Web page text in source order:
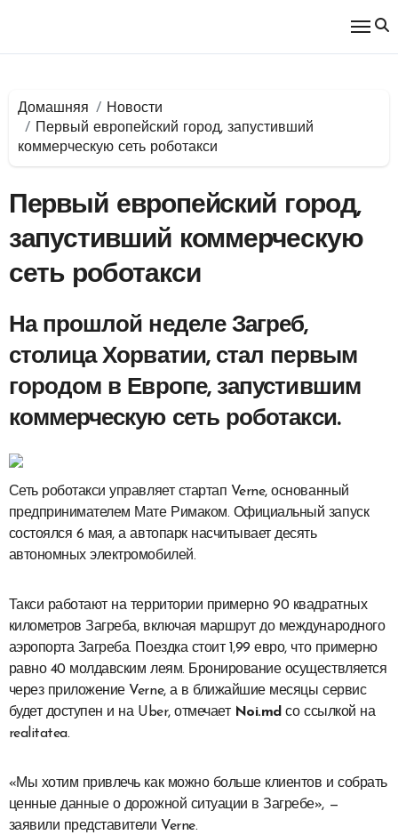
Домашняя
Новости
Первый европейский город, запустивший
коммерческую сеть роботакси
Первый европейский город,
запустивший коммерческую
сеть роботакси
На прошлой неделе Загреб,
столица Хорватии, стал первым
городом в Европе, запустившим
коммерческую сеть роботакси.
Сеть роботакси управляет стартап Verne, основанный
предпринимателем Мате Римаком. Официальный запуск
состоялся 6 мая, а автопарк насчитывает десять
автономных электромобилей.
Такси работают на территории примерно 90 квадратных
километров Загреба, включая маршрут до международного
аэропорта Загреба. Поездка стоит 1,99 евро, что примерно
равно 40 молдавским леям. Бронирование осуществляется
через приложение Verne, а в ближайшие месяцы сервис
будет доступен и на Uber, отмечает Noi.mdсо ссылкой на
realitatea.
«Мы хотим привлечь как можно больше клиентов и собрать
ценные данные о дорожной ситуации в Загребе», —
заявили представители Verne.